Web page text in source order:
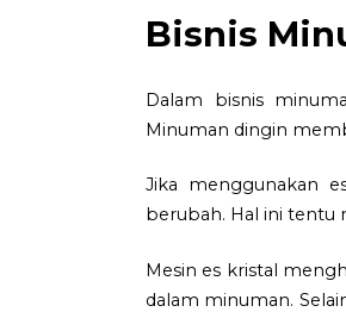
Bisnis
Dalam bisnis
Minuman dingin
Jika menggunakan
berubah. Hal ini tentu
Mesin es kristal
dalam minuman.